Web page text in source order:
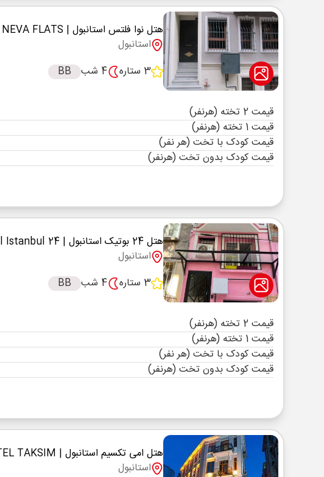
هتل نوا فلتس استانبول | NEVA FLATS
استانبول
3 ستاره
4 شب BB
قیمت 2 تخته (هرنفر)
قیمت 1 تخته (هرنفر)
قیمت کودک با تخت (هر نفر)
قیمت کودک بدون تخت (هرنفر)
هتل 24 بوتیک استانبول
| 24 Boutique Hotel Istanbul
استانبول
3 ستاره
4 شب BB
قیمت 2 تخته (هرنفر)
قیمت 1 تخته (هرنفر)
قیمت کودک با تخت (هر نفر)
قیمت کودک بدون تخت (هرنفر)
هتل امی تکسیم استانبول | EMMY HOTEL TAKSIM
استانبول